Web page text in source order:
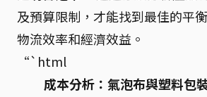
及預算限制，才能找到最佳的平
物流效率和經濟效益。
“`html
成本分析：氣泡布與塑料包